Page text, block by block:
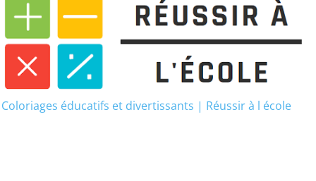
Coloriages éducatifs et divertissants | Réussir à l école